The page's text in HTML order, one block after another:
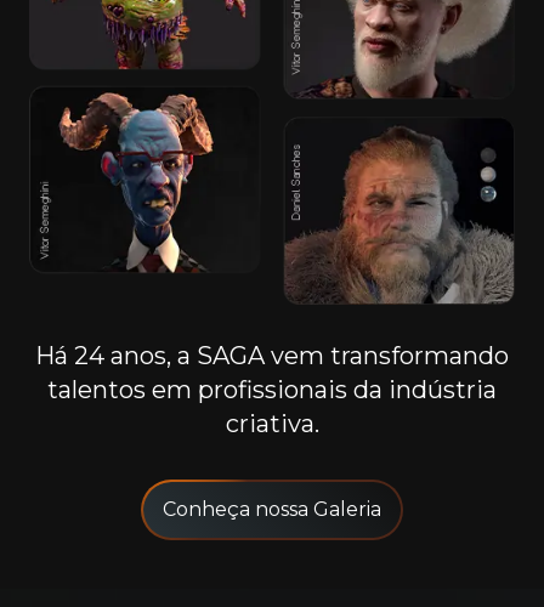
Há 24 anos, a SAGA vem transformando
talentos em profissionais da indústria
criativa.
Conheça nossa Galeria